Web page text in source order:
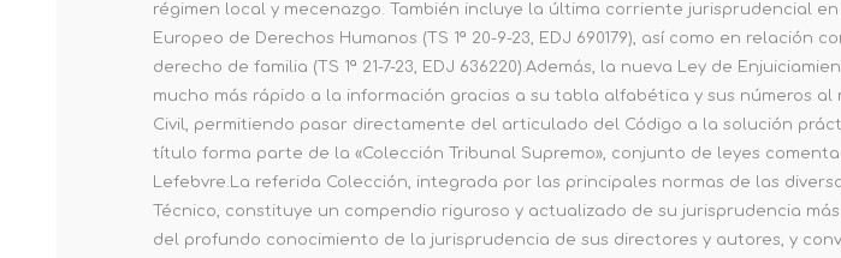
régimen local y mecenazgo. También incluye la última corriente jurisprudencial
Europeo de Derechos Humanos (TS 1ª 20-9-23, EDJ 690179), así como en
derecho de familia (TS 1ª 21-7-23, EDJ 636220).Además, la nueva Ley de
mucho más rápido a la información gracias a su tabla alfabética y sus números
Civil, permitiendo pasar directamente del articulado del Código a la solución
título forma parte de la «Colección Tribunal Supremo», conjunto de leyes
Lefebvre.La referida Colección, integrada por las principales normas de las
Técnico, constituye un compendio riguroso y actualizado de su jurisprudencia
del profundo conocimiento de la jurisprudencia de sus directores y autores, y